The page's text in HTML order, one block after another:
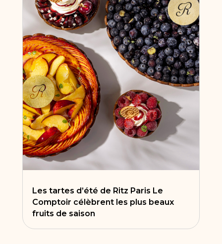
Les tartes d’été de Ritz Paris Le
Comptoir célèbrent les plus beaux
fruits de saison